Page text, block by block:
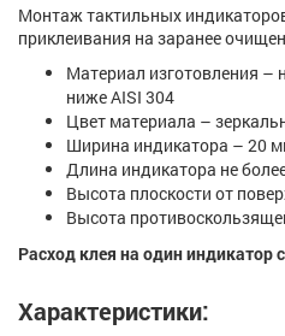
Монтаж тактильных
приклеивания на заранее
Материал изготовления
ниже AISI 304
Цвет материала –
Ширина индикатора – 20
Длина индикатора не
Высота плоскости от
Высота
Расход клея на один индикатор
Характеристики: